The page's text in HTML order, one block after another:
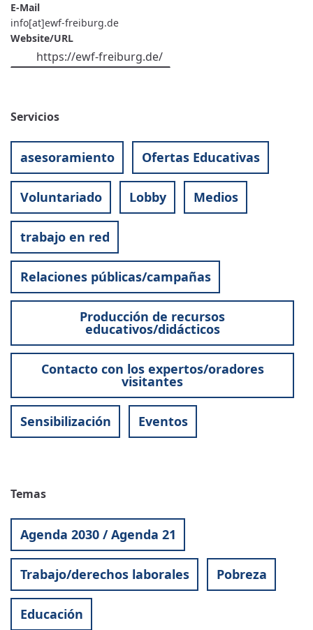
E-Mail
info[at]ewf-freiburg.de
Website/URL
https://ewf-freiburg.de/
Servicios
asesoramiento Ofertas Educativas
Voluntariado Lobby Medios
trabajo en red
Relaciones públicas/campañas
Producción de recursos
educativos/didácticos
Contacto con los expertos/oradores
visitantes
Sensibilización Eventos
Temas
Agenda 2030 / Agenda 21
Trabajo/derechos laborales Pobreza
Educación